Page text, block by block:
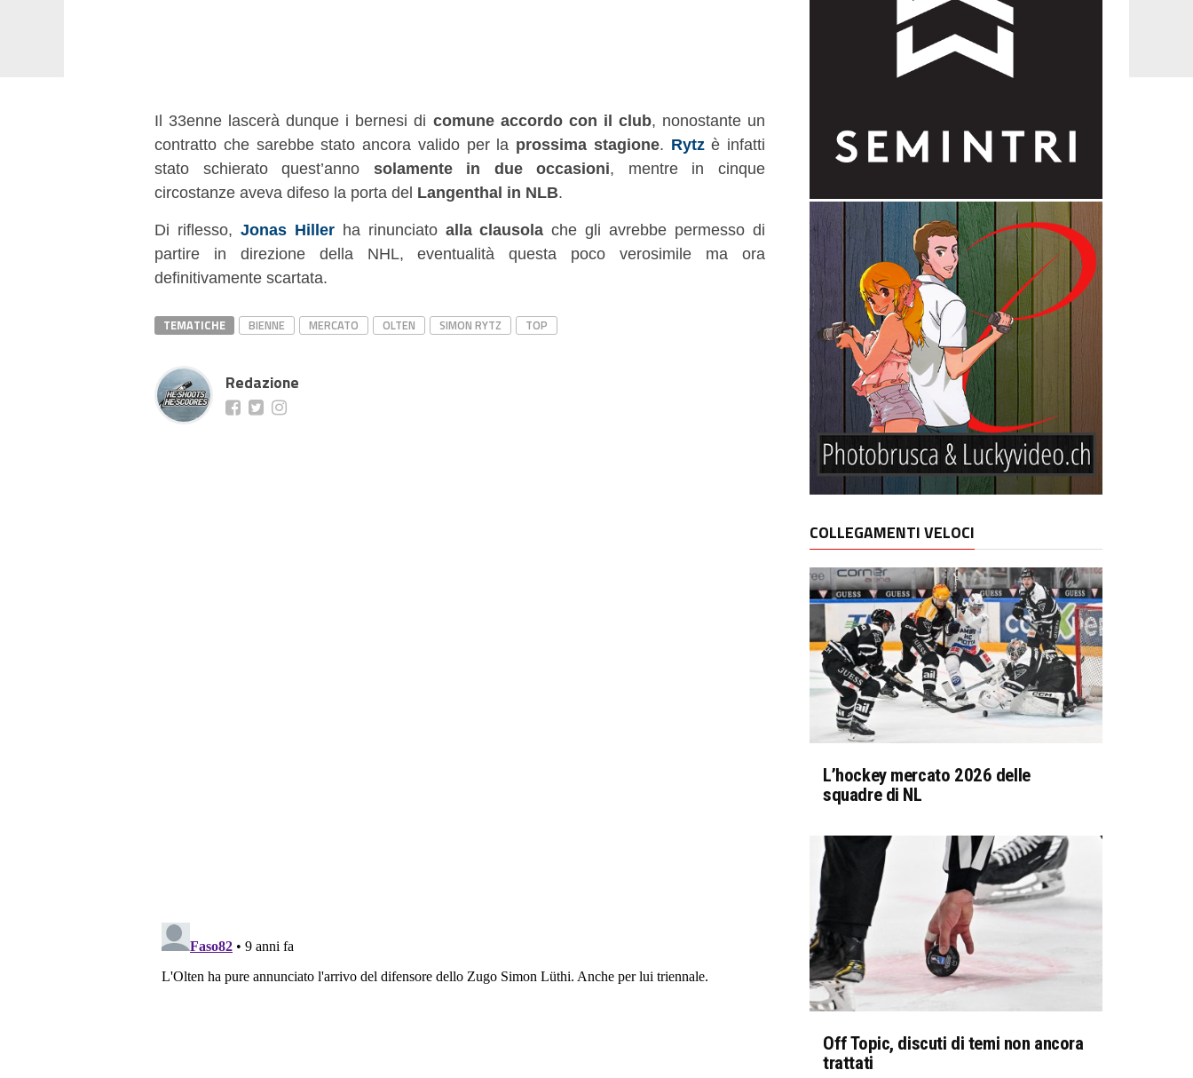
Il 33enne lascerà dunque i bernesi di comune accordo con il club, nonostante un
contratto che sarebbe stato ancora valido per la prossima stagione. Rytzè infatti
stato schierato quest’anno solamente in due occasioni, mentre in cinque
circostanze aveva difeso la porta del Langenthal in NLB.
Di riflesso, Jonas Hillerha rinunciato alla clausola che gli avrebbe permesso di
partire in direzione della NHL, eventualità questa poco verosimile ma ora
definitivamente scartata.
TEMATICHE BIENNE MERCATO OLTEN SIMON RYTZ TOP
Redazione
COLLEGAMENTI VELOCI
L’hockey mercato 2026 delle
squadre di NL
Off Topic, discuti di temi non ancora
trattati